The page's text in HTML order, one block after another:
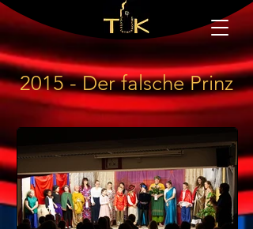
2015 - Der falsche Prinz